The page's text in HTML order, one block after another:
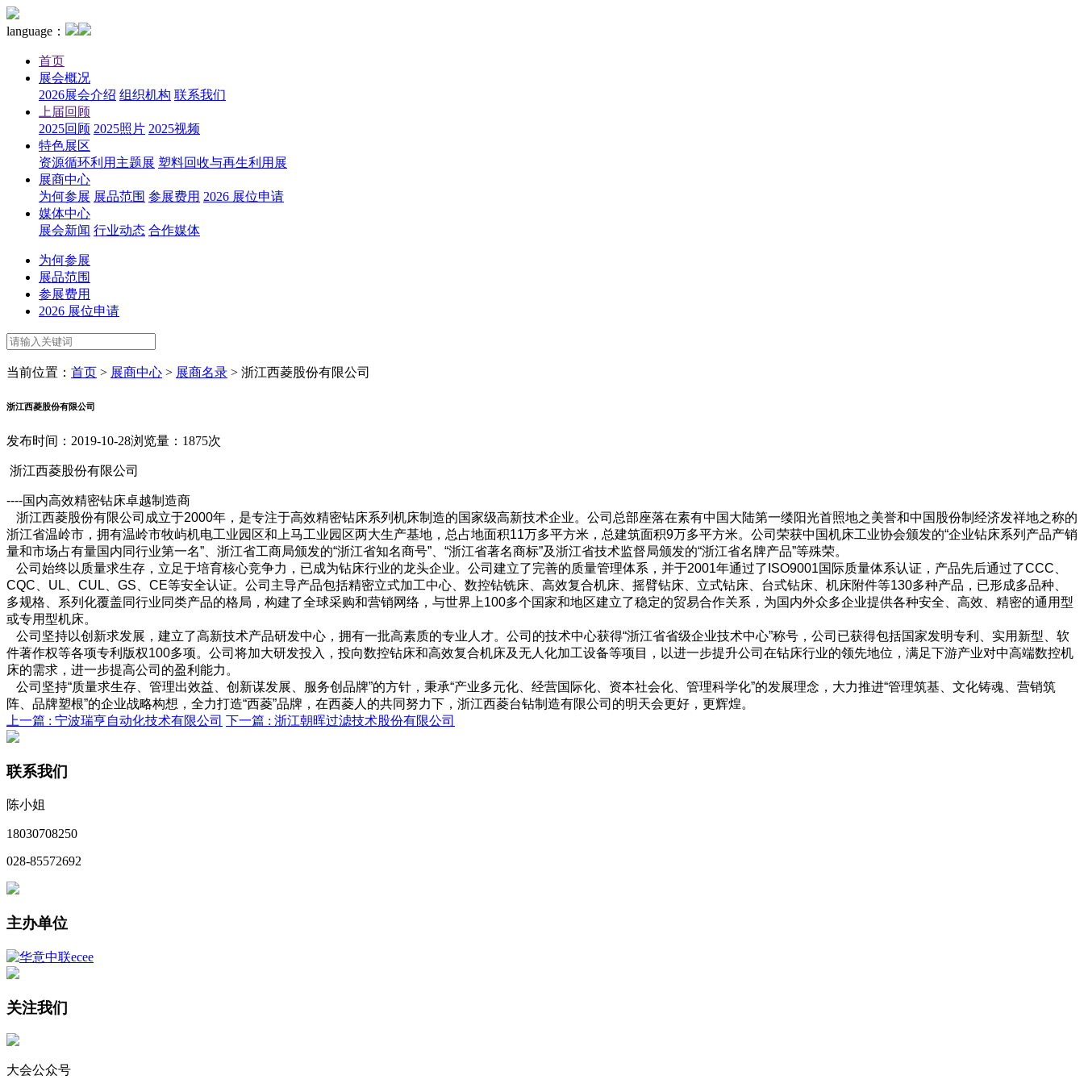
language：
首页
展会概况
2026展会介绍 组织机构 联系我们
上届回顾
2025回顾 2025照片 2025视频
特色展区
资源循环利用主题展 塑料回收与再生利用展
展商中心
为何参展 展品范围 参展费用 2026 展位申请
媒体中心
展会新闻 行业动态 合作媒体
为何参展
展品范围
参展费用
2026 展位申请
当前位置： 首页 > 展商中心 > 展商名录 > 浙江西菱股份有限公司
浙江西菱股份有限公司
发布时间：2019-10-28浏览量：1875次
浙江西菱股份有限公司
----国内高效精密钻床卓越制造商
浙江西菱股份有限公司成立于2000年，是专注于高效精密钻床系列机床制造的国家级高新技术企业。公司总部座落在素有中国大陆第一缕阳光首照地之美誉和中国股份制经济发祥地之称的
浙江省温岭市，拥有温岭市牧屿机电工业园区和上马工业园区两大生产基地，总占地面积11万多平方米，总建筑面积9万多平方米。公司荣获中国机床工业协会颁发的“企业钻床系列产品产销
量和市场占有量国内同行业第一名”、浙江省工商局颁发的“浙江省知名商号”、“浙江省著名商标”及浙江省技术监督局颁发的“浙江省名牌产品”等殊荣。
公司始终以质量求生存，立足于培育核心竞争力，已成为钻床行业的龙头企业。公司建立了完善的质量管理体系，并于2001年通过了ISO9001国际质量体系认证，产品先后通过了CCC、
CQC、UL、CUL、GS、CE等安全认证。公司主导产品包括精密立式加工中心、数控钻铣床、高效复合机床、摇臂钻床、立式钻床、台式钻床、机床附件等130多种产品，已形成多品种、
多规格、系列化覆盖同行业同类产品的格局，构建了全球采购和营销网络，与世界上100多个国家和地区建立了稳定的贸易合作关系，为国内外众多企业提供各种安全、高效、精密的通用型
或专用型机床。
公司坚持以创新求发展，建立了高新技术产品研发中心，拥有一批高素质的专业人才。公司的技术中心获得“浙江省省级企业技术中心”称号，公司已获得包括国家发明专利、实用新型、软
件著作权等各项专利版权100多项。公司将加大研发投入，投向数控钻床和高效复合机床及无人化加工设备等项目，以进一步提升公司在钻床行业的领先地位，满足下游产业对中高端数控机
床的需求，进一步提高公司的盈利能力。
公司坚持“质量求生存、管理出效益、创新谋发展、服务创品牌”的方针，秉承“产业多元化、经营国际化、资本社会化、管理科学化”的发展理念，大力推进“管理筑基、文化铸魂、营销筑
阵、品牌塑根”的企业战略构想，全力打造“西菱”品牌，在西菱人的共同努力下，浙江西菱台钻制造有限公司的明天会更好，更辉煌。
上一篇 : 宁波瑞亨自动化技术有限公司 下一篇 : 浙江朝晖过滤技术股份有限公司
联系我们
陈小姐
18030708250
028-85572692
主办单位
关注我们
大会公众号